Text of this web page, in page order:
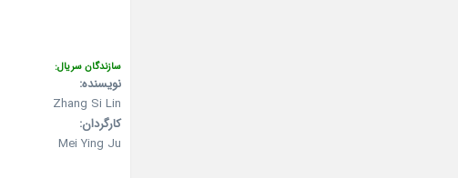
سازندگان سریال:
نویسنده:
Zhang Si Lin
کارگردان:
Mei Ying Ju